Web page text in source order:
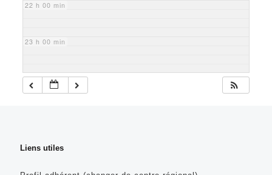
22 h 00 min
23 h 00 min
Liens utiles